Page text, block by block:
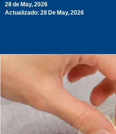
28 de May, 2026
Actualizado: 28 De May, 2026